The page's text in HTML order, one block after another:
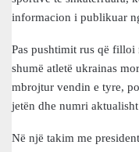
informacion i publikuar
Pas pushtimit rus që
shumë atletë ukrainas
mbrojtur vendin e tyre,
jetën dhe numri
Në një takim me